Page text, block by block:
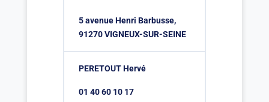
5 avenue Henri Barbusse,
91270 VIGNEUX-SUR-SEINE
PERETOUT Hervé
01 40 60 10 17